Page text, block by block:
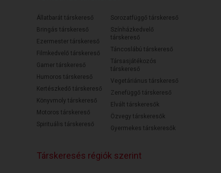
Állatbarát társkereső
Bringás társkereső
Ezermester társkereső
Filmkedvelő társkereső
Gamer társkereső
Humoros társkereső
Kertészkedő társkereső
Könyvmoly társkereső
Motoros társkereső
Spirituális társkereső
Sorozatfüggő társkereső
Színházkedvelő
társkereső
Táncoslábú társkereső
Társasjátékozós
társkereső
Vegetáriánus társkereső
Zenefüggő társkereső
Elvált társkeresők
Özvegy társkeresők
Gyermekes társkeresők
Társkeresés régiók szerint